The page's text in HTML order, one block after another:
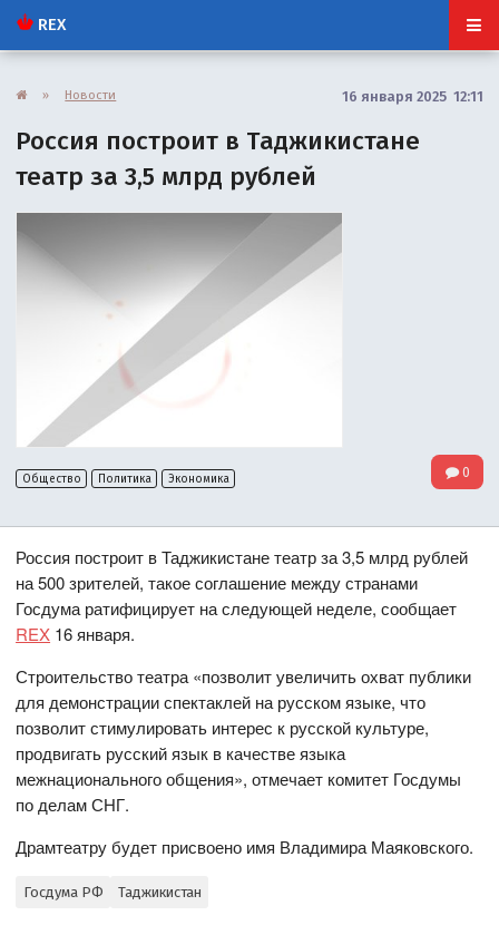
REX
» Новости 16 января 2025 12:11
Россия построит в Таджикистане
театр за 3,5 млрд рублей
Общество Политика Экономика 0
Россия построит в Таджикистане театр за 3,5 млрд рублей
на 500 зрителей, такое соглашение между странами
Госдума ратифицирует на следующей неделе, сообщает
REX 16 января.
Строительство театра «позволит увеличить охват публики
для демонстрации спектаклей на русском языке, что
позволит стимулировать интерес к русской культуре,
продвигать русский язык в качестве языка
межнационального общения», отмечает комитет Госдумы
по делам СНГ.
Драмтеатру будет присвоено имя Владимира Маяковского.
Госдума РФ Таджикистан